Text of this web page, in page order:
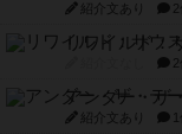
紹介文あり
リワイルド：
アンダー・ザ
紹介文あり